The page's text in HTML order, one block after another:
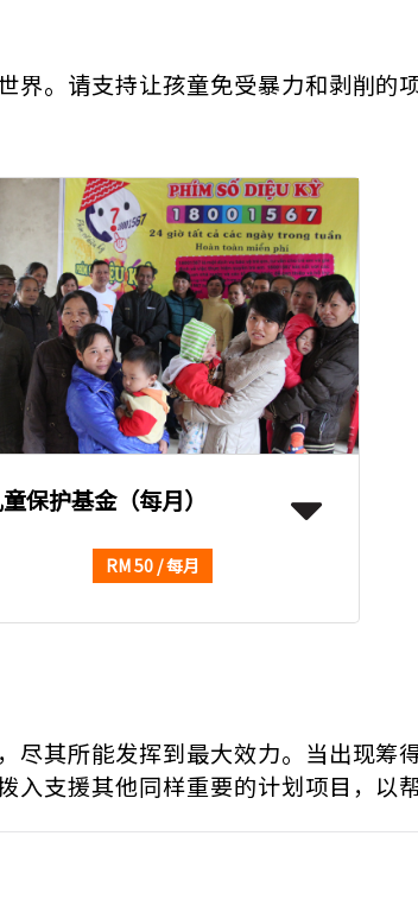
界。请支持让孩童免受暴力和剥削的
保护基金（每月）
RM 50 / 每月
尽其所能发挥到最大效力。当出现筹
入支援其他同样重要的计划项目，以